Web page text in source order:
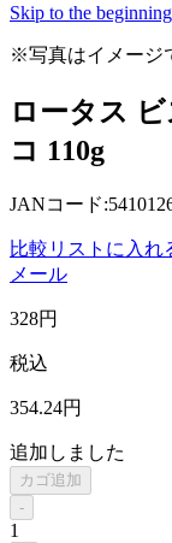
Skip to the
※写真はイメージ
ロータス
コ 110g
JANコード
比較リストに入れ
メール
328円
税込
354.24円
追加しました
カゴ追加
-
1